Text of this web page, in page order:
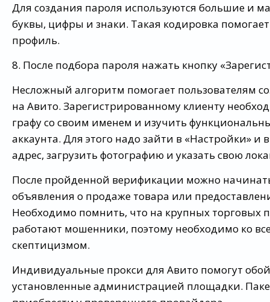
Для создания пароля используются большие и
буквы, цифры и знаки. Такая кодировка
профиль.
8. После подбора пароля нажать кнопку
Несложный алгоритм помогает пользователям
на Авито. Зарегистрированному клиенту
графу со своим именем и изучить
аккаунта. Для этого надо зайти в «Настройки» и
адрес, загрузить фотографию и указать свою
После пройденной верификации можно
объявления о продаже товара или
Необходимо помнить, что на крупных торговых
работают мошенники, поэтому необходимо ко
скептицизмом.
Индивидуальные прокси для Авито помогут
установленные администрацией площадки.